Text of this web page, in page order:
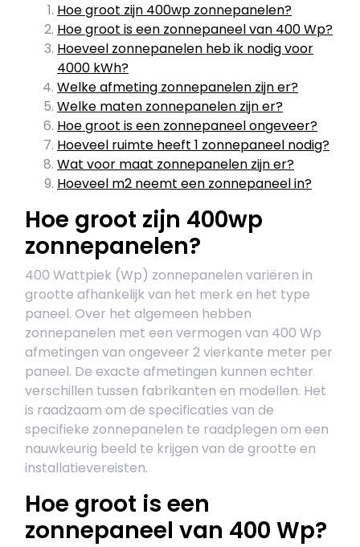
Hoe groot zijn 400wp zonnepanelen?
Hoe groot is een zonnepaneel van 400 Wp?
Hoeveel zonnepanelen heb ik nodig voor
4000 kWh?
Welke afmeting zonnepanelen zijn er?
Welke maten zonnepanelen zijn er?
Hoe groot is een zonnepaneel ongeveer?
Hoeveel ruimte heeft 1 zonnepaneel nodig?
Wat voor maat zonnepanelen zijn er?
Hoeveel m2 neemt een zonnepaneel in?
Hoe groot zijn 400wp
zonnepanelen?
400 Wattpiek (Wp) zonnepanelen variëren in
grootte afhankelijk van het merk en het type
paneel. Over het algemeen hebben
zonnepanelen met een vermogen van 400 Wp
afmetingen van ongeveer 2 vierkante meter per
paneel. De exacte afmetingen kunnen echter
verschillen tussen fabrikanten en modellen. Het
is raadzaam om de specificaties van de
specifieke zonnepanelen te raadplegen om een
nauwkeurig beeld te krijgen van de grootte en
installatievereisten.
Hoe groot is een
zonnepaneel van 400 Wp?